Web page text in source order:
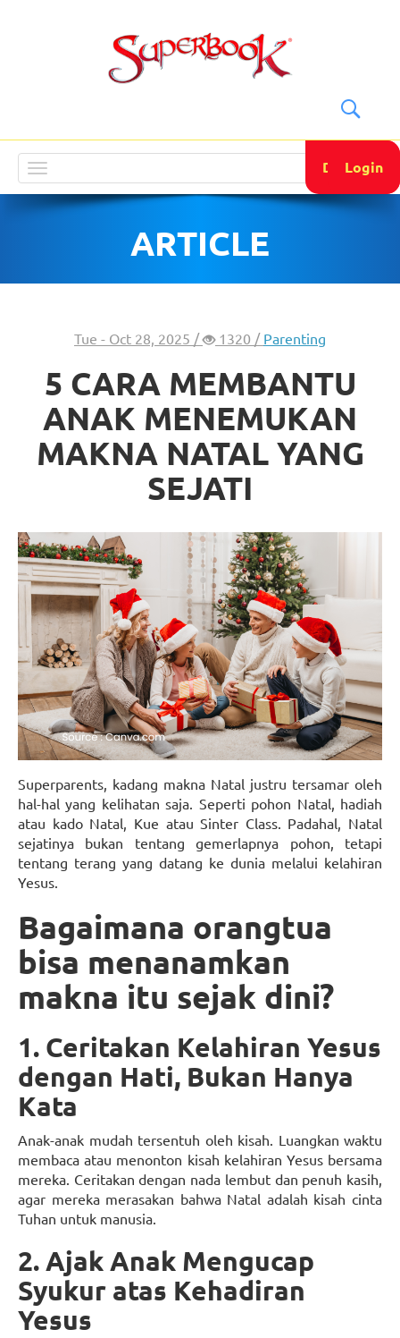
navigation
DONATE
Login
ARTICLE
Tue - Oct 28, 2025 / 1320 / Parenting
5 CARA MEMBANTU
ANAK MENEMUKAN
MAKNA NATAL YANG
SEJATI
Superparents, kadang makna Natal justru tersamar oleh
hal-hal yang kelihatan saja. Seperti pohon Natal, hadiah
atau kado Natal, Kue atau Sinter Class. Padahal, Natal
sejatinya bukan tentang gemerlapnya pohon, tetapi
tentang terang yang datang ke dunia melalui kelahiran
Yesus.
Bagaimana orangtua
bisa menanamkan
makna itu sejak dini?
1. Ceritakan Kelahiran Yesus
dengan Hati, Bukan Hanya
Kata
Anak-anak mudah tersentuh oleh kisah. Luangkan waktu
membaca atau menonton kisah kelahiran Yesus bersama
mereka. Ceritakan dengan nada lembut dan penuh kasih,
agar mereka merasakan bahwa Natal adalah kisah cinta
Tuhan untuk manusia.
2. Ajak Anak Mengucap
Syukur atas Kehadiran
Yesus